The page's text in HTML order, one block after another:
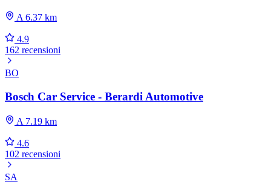
A 6.37 km
4.9
162 recensioni
BO
Bosch Car Service - Berardi Automotive
A 7.19 km
4.6
102 recensioni
SA